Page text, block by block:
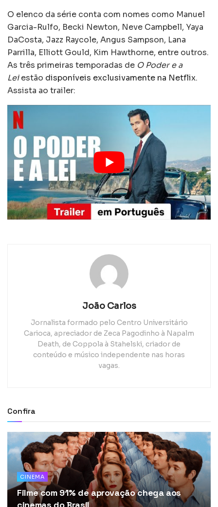
O elenco da série conta com nomes como Manuel
Garcia-Rulfo, Becki Newton, Neve Campbell, Yaya
DaCosta, Jazz Raycole, Angus Sampson, Lana
Parrilla, Elliott Gould, Kim Hawthorne, entre outros.
As três primeiras temporadas de O Poder e a
Leiestão disponíveis exclusivamente na Netflix.
Assista ao trailer:
João Carlos
Jornalista formado pelo Centro Universitário
Carioca, apreciador de Zeca Pagodinho à Napalm
Death, de Coppola à Stahelski, criador de
conteúdo e músico independente nas horas
vagas.
Confira
CINEMA
Filme com 91% de aprovação chega aos